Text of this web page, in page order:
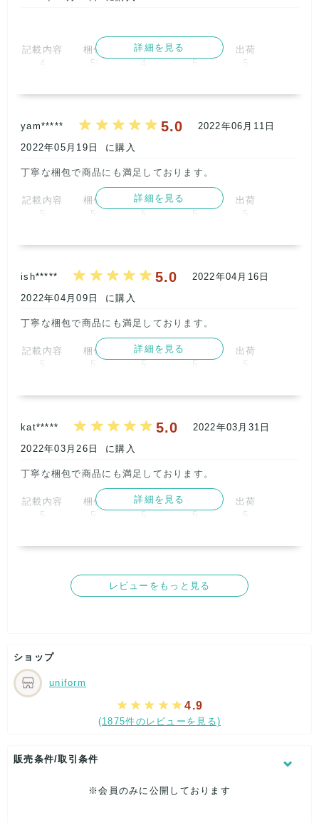
記載内容
梱包
5
商品満足
5
出荷
5
詳細を見る
yam***** 5.0
2022年06月11日
2022年05月19日
に購入
丁寧な梱包で商品にも満足しております。
記載内容
5
梱包
5
商品満足
5
5
出荷
5
詳細を見る
ish***** 5.0
2022年04月16日
2022年04月09日
に購入
丁寧な梱包で商品にも満足しております。
記載内容
5
梱包
5
商品満足
5
5
出荷
5
詳細を見る
kat***** 5.0
2022年03月31日
2022年03月26日
に購入
丁寧な梱包で商品にも満足しております。
記載内容
5
梱包
5
商品満足
5
5
出荷
5
詳細を見る
レビューをもっと見る
ショップ
uniform
4.9
(1875件のレビューを見る)
販売条件/取引条件
※会員のみに公開しております